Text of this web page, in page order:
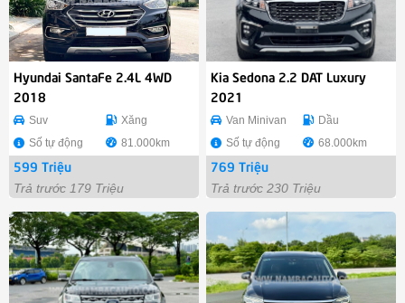
Hyundai SantaFe 2.4L 4WD
2018
Suv
Xăng
Số tự động
81.000km
599 Triệu
Trả trước 179 Triệu
Kia Sedona 2.2 DAT Luxury
2021
Van Minivan
Dầu
Số tự động
68.000km
769 Triệu
Trả trước 230 Triệu